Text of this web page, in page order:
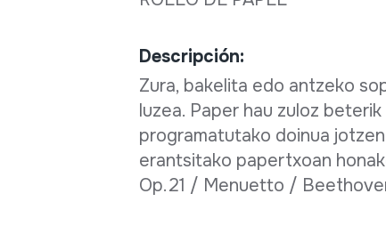
Descripción:
Zura, bakelita edo antzeko
luzea. Paper hau zuloz
programatutako doinua
erantsitako papertxoan
Op.21 / Menuetto /